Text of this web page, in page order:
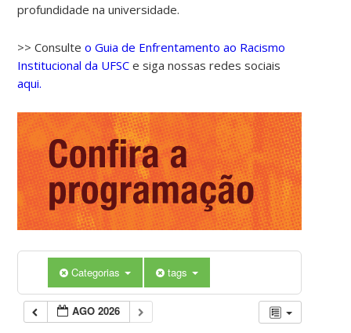
profundidade na universidade.
>> Consulteo Guia de Enfrentamento ao Racismo
Institucional da UFSC e siga nossas redes sociais
aqui.
Categorias tags
AGO 2026